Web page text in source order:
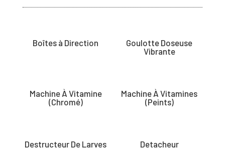
Boîtes à Direction
Goulotte Doseuse
Vibrante
Machine À Vitamine
(Chromé)
Machine À Vitamines
(Peints)
Destructeur De Larves Detacheur